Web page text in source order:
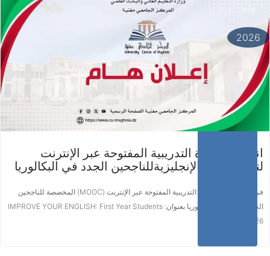
يوليو
2026
انطلاق الدورة التدريبية المفتوحة عبر الإنترنت
لتطوير اللغة الإنجليزيةللناجحين الجدد في البكالوريا
في إطار متابعة الدورة التدريبية المفتوحة عبر الإنترنت (MOOC) المخصصة للناجحين
الجدد في شهادة البكالوريا بعنوان: IMPROVE YOUR ENGLISH: First Year Students
– 2025-2026